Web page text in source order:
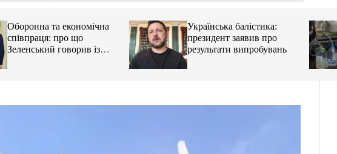
Оборонна та економічна
співпраця: про що
Зеленський говорив із
Українська балістика:
президент заявив про
результати випробувань